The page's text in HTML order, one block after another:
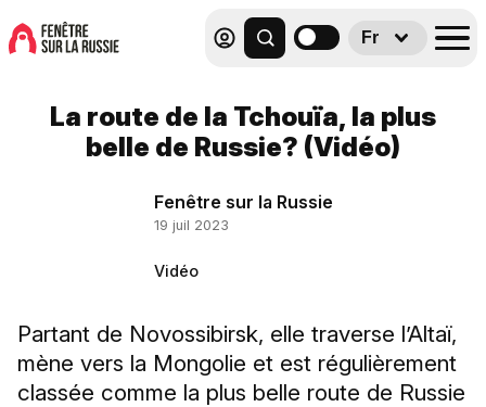
Fr
La route de la Tchouïa, la plus
belle de Russie? (Vidéo)
Fenêtre sur la Russie
19 juil 2023
Vidéo
Partant de Novossibirsk, elle traverse l’Altaï,
mène vers la Mongolie et est régulièrement
classée comme la plus belle route de Russie